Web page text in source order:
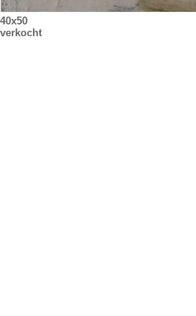
40x50
verkocht